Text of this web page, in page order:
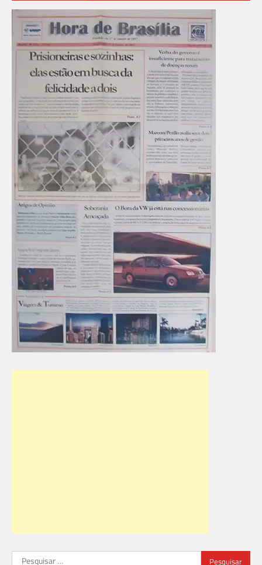
Pesquisar